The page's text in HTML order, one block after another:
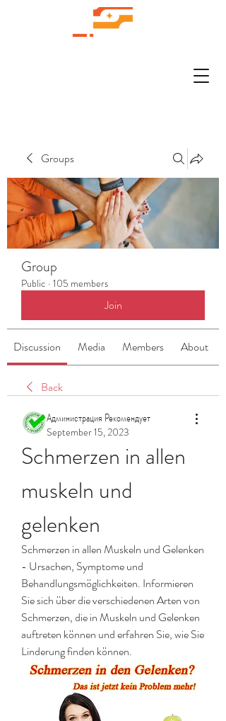
Groups
Group
Public · 105 members
Join
Discussion Media Members About
Back
Администрация Рекомендует
September 15, 2023
Schmerzen in allen
muskeln und
gelenken
Schmerzen in allen Muskeln und Gelenken
- Ursachen, Symptome und
Behandlungsmöglichkeiten. Informieren
Sie sich über die verschiedenen Arten von
Schmerzen, die in Muskeln und Gelenken
auftreten können und erfahren Sie, wie Sie
Linderung finden können.